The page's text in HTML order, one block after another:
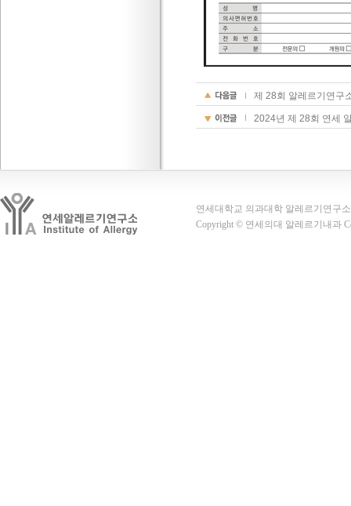
제 28회 알레르기연구
2024년 제 28회 연세
연세대학교 의과대학 알레르기연구
Copyright © 연세의대 알레르기내과